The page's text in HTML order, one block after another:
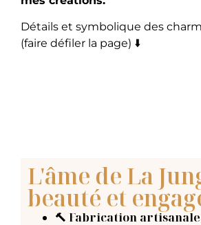
Détails et symbolique des
(faire défiler la page) ⬇️
L'âme de La
beauté et
🔨 Fabrication artisanale